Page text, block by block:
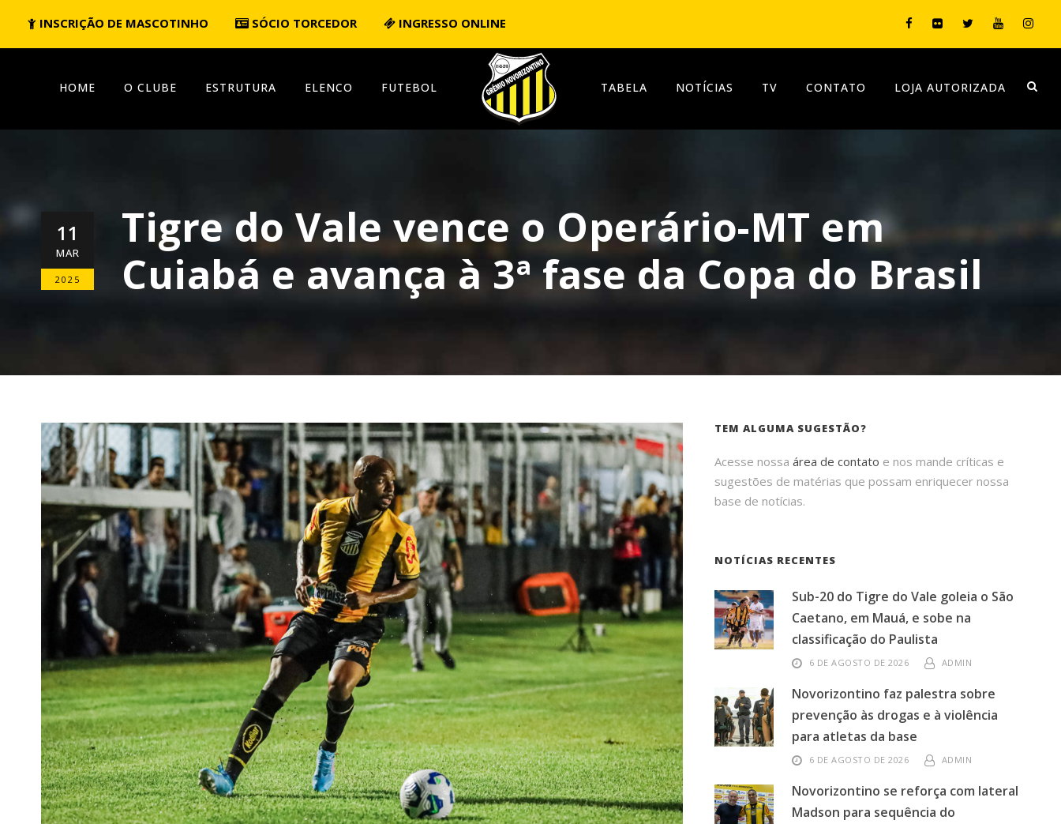
INSCRIÇÃO DE MASCOTINHO SÓCIO TORCEDOR INGRESSO ONLINE
HOME O CLUBE ESTRUTURA ELENCO FUTEBOL TABELA NOTÍCIAS TV CONTATO LOJA AUTORIZADA
11
MAR
2025
Tigre do Vale vence o Operário-MT em
Cuiabá e avança à 3ª fase da Copa do Brasil
TEM ALGUMA SUGESTÃO?
Acesse nossaárea de contato e nos mande críticas e
sugestões de matérias que possam enriquecer nossa
base de notícias.
NOTÍCIAS RECENTES
Sub-20 do Tigre do Vale goleia o São
Caetano, em Mauá, e sobe na
classificação do Paulista
6 DE AGOSTO DE 2026 ADMIN
Novorizontino faz palestra sobre
prevenção às drogas e à violência
para atletas da base
6 DE AGOSTO DE 2026 ADMIN
Novorizontino se reforça com lateral
Madson para sequência do